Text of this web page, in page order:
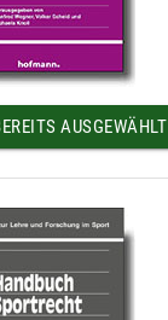
AUSGEWÄHLT